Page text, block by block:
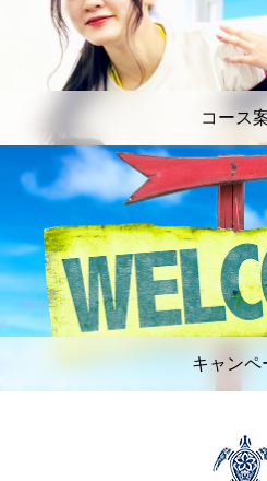
コース
キャンペ